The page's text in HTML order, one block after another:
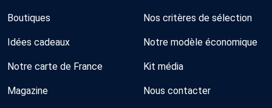
Boutiques
Idées cadeaux
Notre carte de France
Magazine
Nos critères de sélection
Notre modèle économique
Kit média
Nous contacter